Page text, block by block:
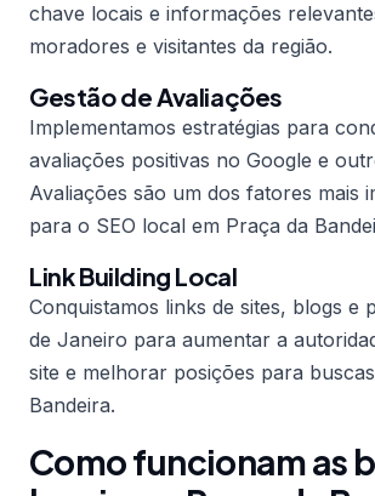
chave locais e informações
moradores e visitantes da região.
Gestão de Avaliações
Implementamos estratégias para
avaliações positivas no Google e
Avaliações são um dos fatores mais
para o SEO local em Praça da
Link Building Local
Conquistamos links de sites, blogs e
de Janeiro para aumentar a
site e melhorar posições para
Bandeira.
Como funcionam as